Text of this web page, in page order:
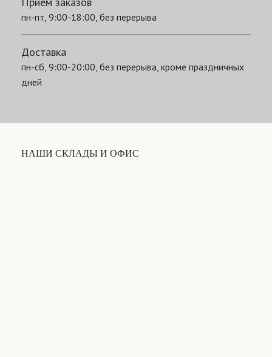
пн-пт, 9:00-18:00, без перерыва
Доставка
пн-сб, 9:00-20:00, без перерыва, кроме праздничных
дней
НАШИ СКЛАДЫ И ОФИС